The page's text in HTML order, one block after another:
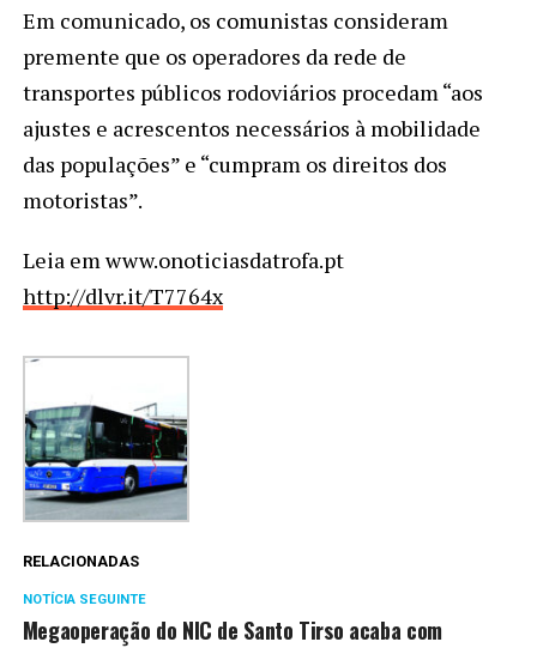
Em comunicado, os comunistas consideram
premente que os operadores da rede de
transportes públicos rodoviários procedam “aos
ajustes e acrescentos necessários à mobilidade
das populações” e “cumpram os direitos dos
motoristas”.
Leia em www.onoticiasdatrofa.pt
http://dlvr.it/T7764x
RELACIONADAS
NOTÍCIA SEGUINTE
Megaoperação do NIC de Santo Tirso acaba com